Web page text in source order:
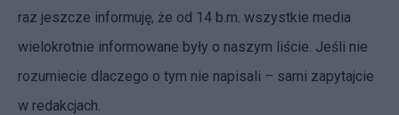
raz jeszcze informuję, że od 14 b.m. wszystkie media
wielokrotnie informowane były o naszym liście. Jeśli nie
rozumiecie dlaczego o tym nie napisali – sami zapytajcie
w redakcjach.